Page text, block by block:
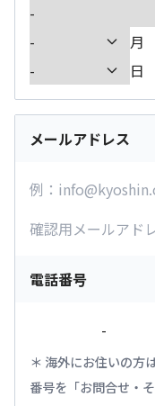
月
日
メールアドレス
電話番号
-
海外にお住いの方
番号を「お問合せ・